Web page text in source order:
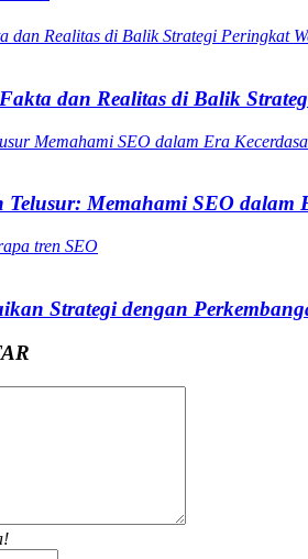
dan Realitas di Balik
Memahami SEO dalam
Strategi dengan